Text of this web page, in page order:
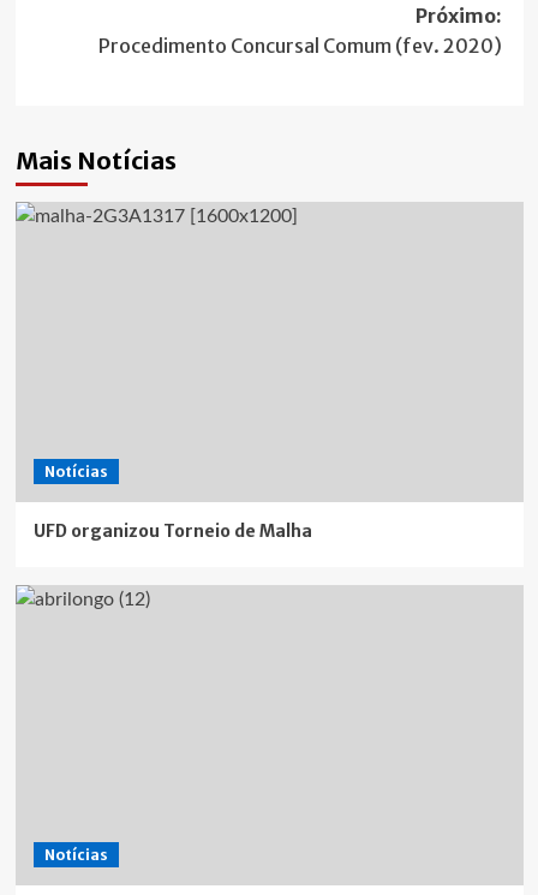
artigos
Próximo:
Procedimento Concursal Comum (fev. 2020)
Mais Notícias
Notícias
UFD organizou Torneio de Malha
Notícias